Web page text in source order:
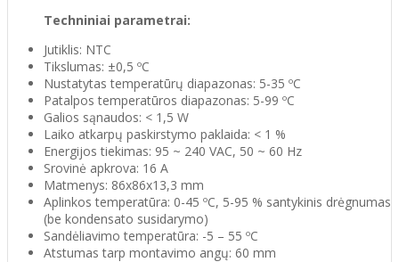
Techniniai parametrai:
Jutiklis: NTC
Tikslumas: ±0,5 ºC
Nustatytas temperatūrų diapazonas: 5-35 ºC
Patalpos temperatūros diapazonas: 5-99 ºC
Galios sąnaudos: < 1,5 W
Laiko atkarpų paskirstymo paklaida: < 1 %
Energijos tiekimas: 95 ~ 240 VAC, 50 ~ 60 Hz
Srovinė apkrova: 16 A
Matmenys: 86x86x13,3 mm
Aplinkos temperatūra: 0-45 ºC, 5-95 % santykinis drėgnumas
(be kondensato susidarymo)
Sandėliavimo temperatūra: -5 – 55 ºC
Atstumas tarp montavimo angų: 60 mm